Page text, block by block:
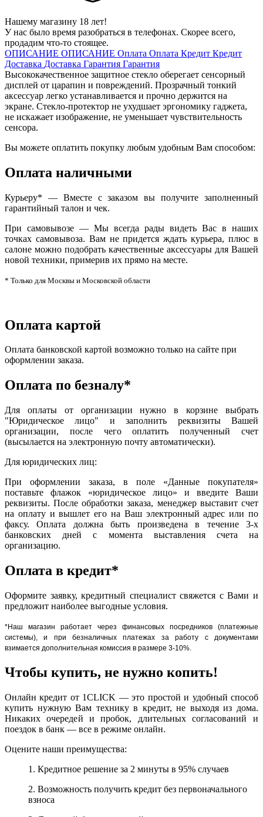
Нашему магазину 18 лет!
У нас было время разобраться в телефонах. Скорее всего,
продадим что-то стоящее.
ОПИСАНИЕ ОПИСАНИЕ Оплата Оплата Кредит Кредит
Доставка Доставка Гарантия Гарантия
Высококачественное защитное стекло оберегает сенсорный
дисплей от царапин и повреждений. Прозрачный тонкий
аксессуар легко устанавливается и прочно держится на
экране. Стекло-протектор не ухудшает эргономику гаджета,
не искажает изображение, не уменьшает чувствительность
сенсора.
Вы можете оплатить покупку любым удобным Вам способом:
Оплата наличными
Курьеру* — Вместе с заказом вы получите заполненный
гарантийный талон и чек.
При самовывозе — Мы всегда рады видеть Вас в наших
точках самовывоза. Вам не придется ждать курьера, плюс в
салоне можно подобрать качественные аксессуары для Вашей
новой техники, примерив их прямо на месте.
* Только для Москвы и Московской области
Оплата картой
Оплата банковской картой возможно только на сайте при
оформлении заказа.
Оплата по безналу*
Для оплаты от организации нужно в корзине выбрать
"Юридическое лицо" и заполнить реквизиты Вашей
организации, после чего оплатить полученный счет
(высылается на электронную почту автоматически).
Для юридических лиц:
При оформлении заказа, в поле «Данные покупателя»
поставьте флажок «юридическое лицо» и введите Ваши
реквизиты. После обработки заказа, менеджер выставит счет
на оплату и вышлет его на Ваш электронный адрес или по
факсу. Оплата должна быть произведена в течение 3-х
банковских дней с момента выставления счета на
организацию.
Оплата в кредит*
Оформите заявку, кредитный специалист свяжется с Вами и
предложит наиболее выгодные условия.
*Наш магазин работает через финансовых посредников (платежные
системы), и при безналичных платежах за работу с документами
взимается дополнительная комиссия в размере 3-10%.
Чтобы купить, не нужно копить!
Онлайн кредит от 1CLICK — это простой и удобный способ
купить нужную Вам технику в кредит, не выходя из дома.
Никаких очередей и пробок, длительных согласований и
поездок в банк — все в режиме онлайн.
Оцените наши преимущества:
1. Кредитное решение за 2 минуты в 95% случаев
2. Возможность получить кредит без первоначального
взноса